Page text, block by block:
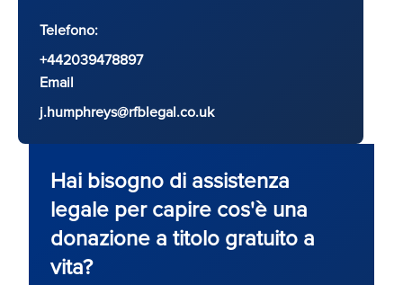
Telefono:
+442039478897
Email
j.humphreys@rfblegal.co.uk
Hai bisogno di assistenza
legale per capire cos'è una
donazione a titolo gratuito a
vita?